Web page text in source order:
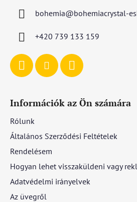
bohemia@bohemiacrystal-
+420 739 133 159
Információk az Ön számára
Rólunk
Általános Szerződési Feltételek
Rendelésem
Hogyan lehet visszaküldeni vagy
Adatvédelmi irányelvek
Az üvegről